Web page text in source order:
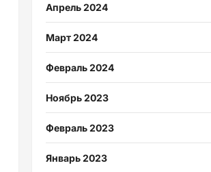
Апрель 2024
Март 2024
Февраль 2024
Ноябрь 2023
Февраль 2023
Январь 2023